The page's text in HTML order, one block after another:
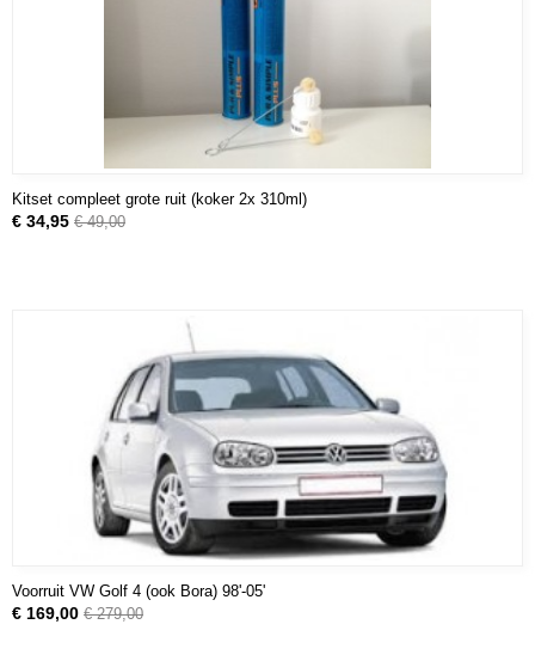
Kitset compleet grote ruit (koker 2x 310ml)
€ 34,95 € 49,00
Voorruit VW Golf 4 (ook Bora) 98'-05'
€ 169,00 € 279,00